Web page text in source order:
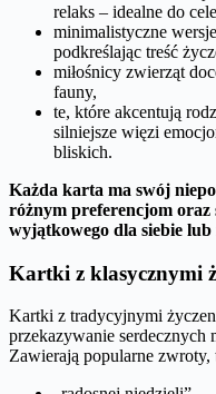
relaks – idealne do
minimalistyczne
podkreślając treść
miłośnicy zwierząt
fauny,
te, które akcentują
silniejsze więzi
bliskich.
Każda karta ma swój
różnym preferencjom oraz
wyjątkowego dla siebie
Kartki z klasycznymi
Kartki z tradycyjnymi
przekazywanie serdecznych
Zawierają popularne zwroty,